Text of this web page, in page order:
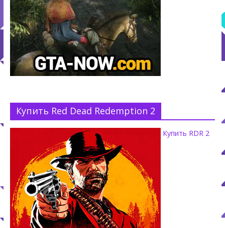
Купить Red Dead Redemption 2
Купить RDR 2